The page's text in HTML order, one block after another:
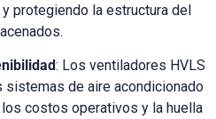
protegiendo la estructura del
: Los ventiladores HVLS
sistemas de aire acondicionado
costos operativos y la huella